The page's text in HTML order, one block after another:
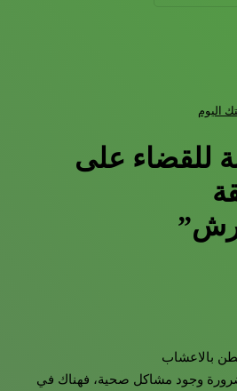
اليوم
للقضاء على
وجود مشاكل صحية، فهناك في